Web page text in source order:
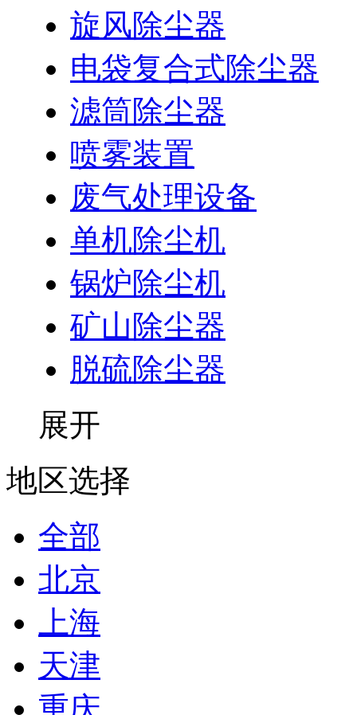
旋风除尘器
电袋复合式除尘器
滤筒除尘器
喷雾装置
废气处理设备
单机除尘机
锅炉除尘机
矿山除尘器
脱硫除尘器
展开
地区选择
全部
北京
上海
天津
重庆